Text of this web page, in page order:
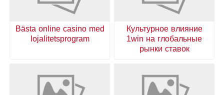
Культурное влияние
1win на глобальные
рынки ставок
Bästa online casino med
lojalitetsprogram